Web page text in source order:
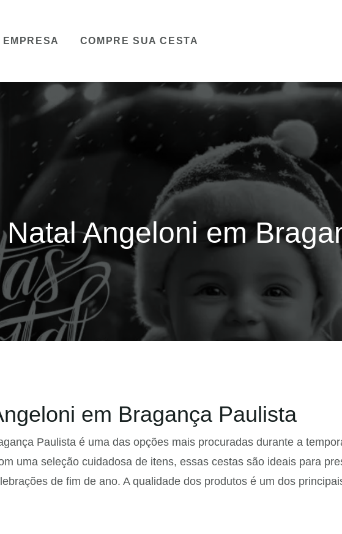
COMPRE SUA CESTA
Angeloni em
em Bragança Paulista
Paulista é uma das opções mais procuradas durante a
uma seleção cuidadosa de itens, essas cestas são ideais para
de fim de ano. A qualidade dos produtos é um dos